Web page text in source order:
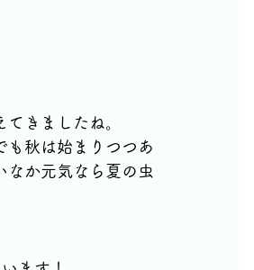
きましたね。
も秋は始まりつつあ
なか元気なら夏の虫